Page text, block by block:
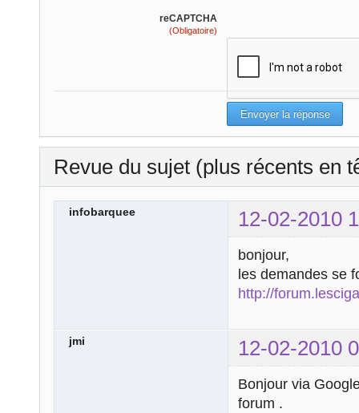
reCAPTCHA
(Obligatoire)
Revue du sujet (plus récents en
infobarquee 12-02-2010
bonjour,
les demandes se
http://
jmi 12-02-2010
Bonjour via
forum .